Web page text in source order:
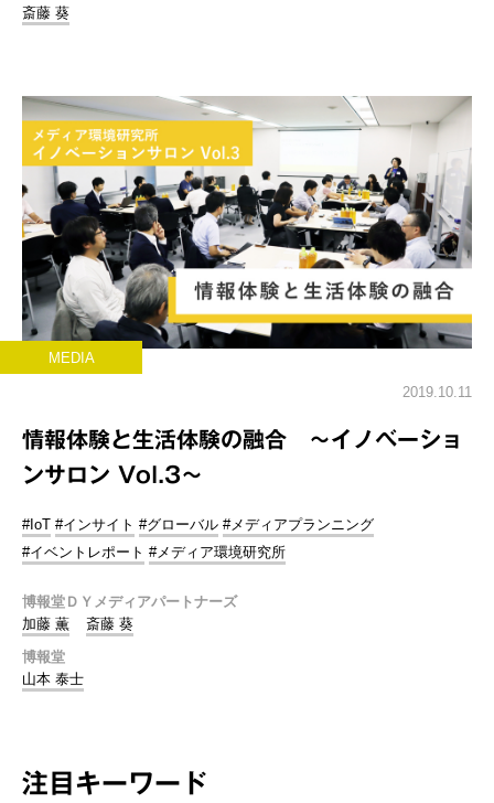
斎藤 葵
MEDIA
2019.10.11
情報体験と生活体験の融合 ～イノベーショ
ンサロン Vol.3～
#IoT #インサイト #グローバル #メディアプランニング
#イベントレポート #メディア環境研究所
博報堂ＤＹメディアパートナーズ
加藤 薫
斎藤 葵
博報堂
山本 泰士
注目キーワード